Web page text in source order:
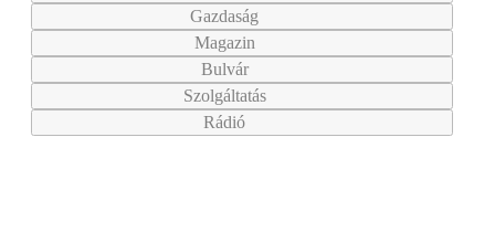
Gazdaság
Magazin
Bulvár
Szolgáltatás
Rádió